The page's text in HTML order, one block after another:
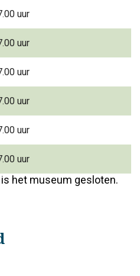
uur
uur
uur
uur
uur
uur
het museum gesloten.